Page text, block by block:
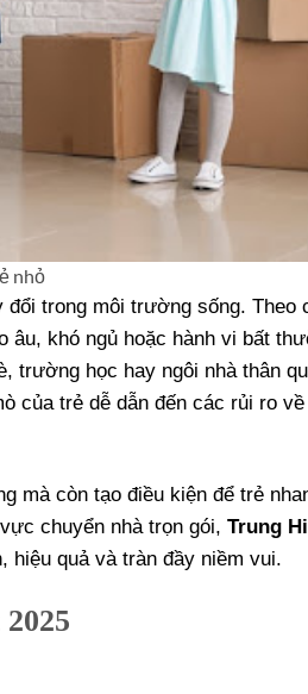
nhỏ
trong môi trường sống. Theo
âu, khó ngủ hoặc hành vi bất
trường học hay ngôi nhà thân
của trẻ dễ dẫn đến các rủi ro
mà còn tạo điều kiện để trẻ
chuyển nhà trọn gói, Trung
hiệu quả và tràn đầy niềm vui.